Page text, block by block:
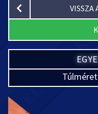
VISSZA